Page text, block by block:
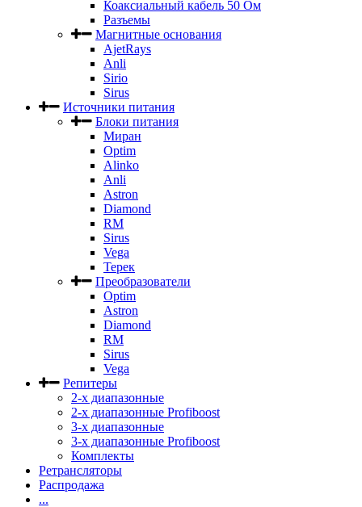
Коаксиальный кабель 50 Ом
Разъемы
Магнитные основания
AjetRays
Anli
Sirio
Sirus
Источники питания
Блоки питания
Миран
Optim
Alinko
Anli
Astron
Diamond
RM
Sirus
Vega
Терек
Преобразователи
Optim
Astron
Diamond
RM
Sirus
Vega
Репитеры
2-х диапазонные
2-х диапазонные Profiboost
3-х диапазонные
3-х диапазонные Profiboost
Комплекты
Ретрансляторы
Распродажа
...